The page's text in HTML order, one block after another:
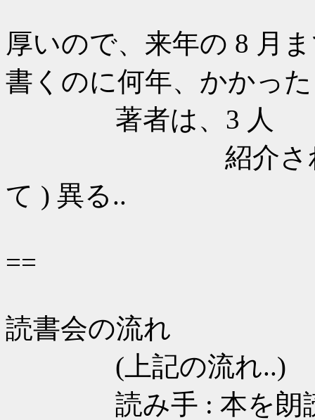
厚いので、来年の 8 月
書くのに何年、かかった
著者は、3 人
紹介されてい
て ) 異る..
==
読書会の流れ
(上記の流れ..)
読み手 : 本を朗読